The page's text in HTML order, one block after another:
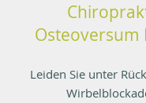
Osteoversum
Leiden Sie unter